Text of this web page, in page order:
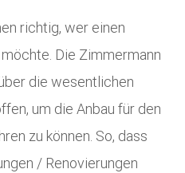
richtig, wer einen
Die Zimmermann
die wesentlichen
um die Anbau für den
zu können. So, dass
/ Renovierungen